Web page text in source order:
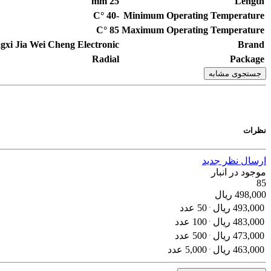
Minimum Operating Temperature
-40
°C
Maximum Operating Temperature
85
°C
Brand
Jia Wei Cheng Electronic
Package
Radial
جستجوی مشابه
نظرات
ارسال نظر جدید
موجود در انبار
85
498,000 ریال
493,000 ریال
50 عدد
483,000 ریال
100 عدد
473,000 ریال
500 عدد
463,000 ریال 5,000 عدد